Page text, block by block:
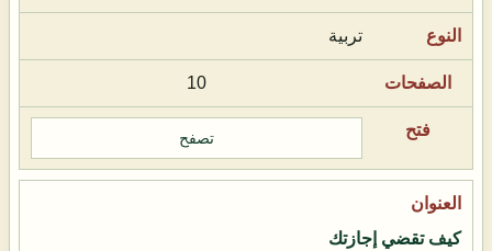
تربية
10
تصفح
كيف تقضي إجازتك